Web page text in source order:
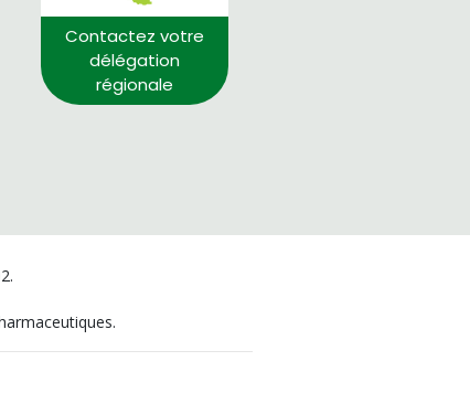
Contactez votre
délégation
régionale